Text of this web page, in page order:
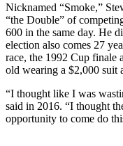
Nicknamed “Smoke,”
“the Double” of
600 in the same day. He
election also comes 27
race, the 1992 Cup finale
old wearing a $2,000 suit
“I thought like I was
said in 2016. “I thought
opportunity to come do